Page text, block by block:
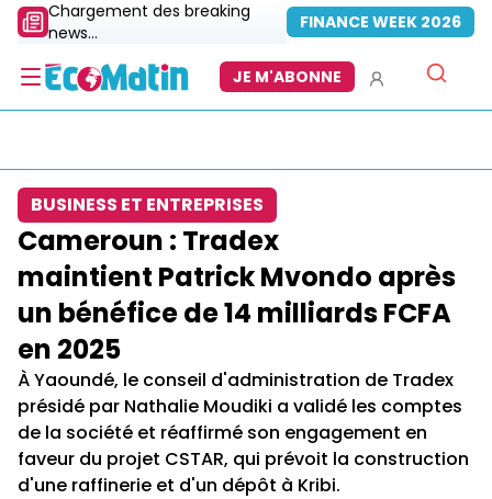
Chargement des breaking
news...
FINANCE WEEK 2026
JE M'ABONNE
BUSINESS ET ENTREPRISES
Cameroun : Tradex
maintient Patrick Mvondo après
un bénéfice de 14 milliards FCFA
en 2025
À Yaoundé, le conseil d'administration de Tradex
présidé par Nathalie Moudiki a validé les comptes
de la société et réaffirmé son engagement en
faveur du projet CSTAR, qui prévoit la construction
d'une raffinerie et d'un dépôt à Kribi.